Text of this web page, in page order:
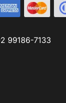
99186-7133